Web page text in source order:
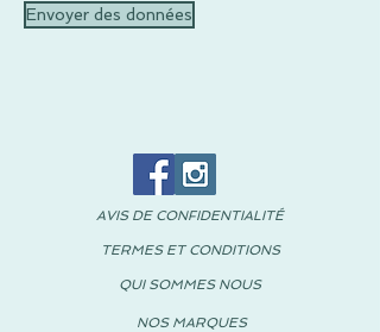
Envoyer des données
AVIS DE CONFIDENTIALITÉ
TERMES ET CONDITIONS
QUI SOMMES NOUS
NOS MARQUES